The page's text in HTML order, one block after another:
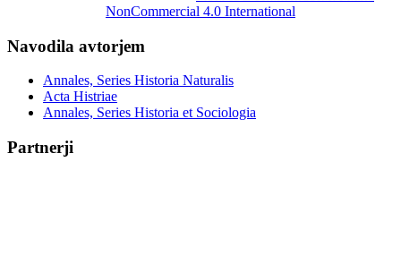
NonCommercial 4.0 International
Navodila avtorjem
Annales, Series Historia Naturalis
Acta Histriae
Annales, Series Historia et Sociologia
Partnerji